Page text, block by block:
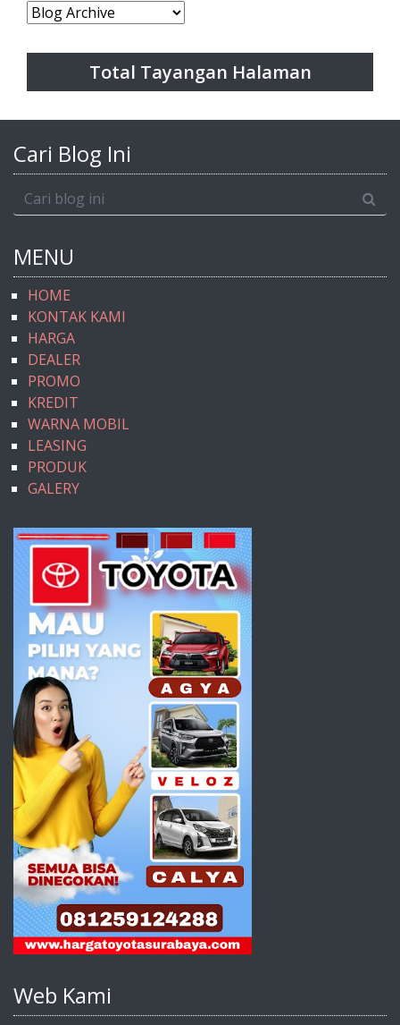
Total Tayangan Halaman
Cari Blog Ini
MENU
HOME
KONTAK KAMI
HARGA
DEALER
PROMO
KREDIT
WARNA MOBIL
LEASING
PRODUK
GALERY
Web Kami